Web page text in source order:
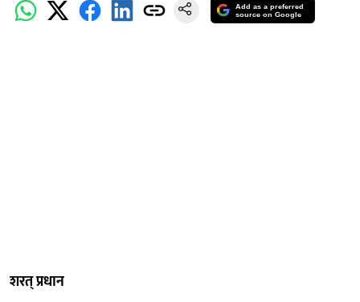
Add as a preferred
source on Google
शरत् प्रधान